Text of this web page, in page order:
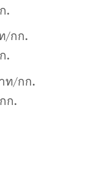
.
/กก.
.
ท/กก.
ก.